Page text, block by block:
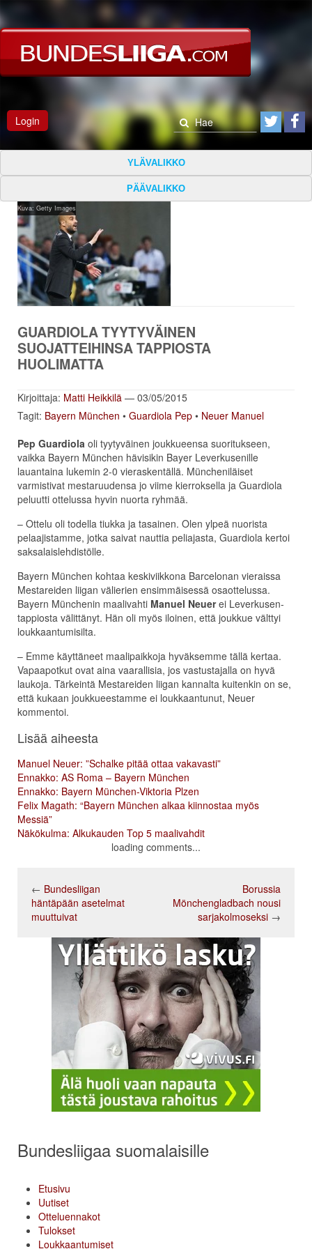
Login
YLÄVALIKKO
PÄÄVALIKKO
Kuva: Getty Images
GUARDIOLA TYYTYVÄINEN
SUOJATTEIHINSA TAPPIOSTA
HUOLIMATTA
Kirjoittaja: Matti Heikkilä — 03/05/2015
Tagit: Bayern München • Guardiola Pep • Neuer Manuel
Pep Guardiola oli tyytyväinen joukkueensa suoritukseen,
vaikka Bayern München hävisikin Bayer Leverkusenille
lauantaina lukemin 2-0 vieraskentällä. Müncheniläiset
varmistivat mestaruudensa jo viime kierroksella ja Guardiola
peluutti ottelussa hyvin nuorta ryhmää.
– Ottelu oli todella tiukka ja tasainen. Olen ylpeä nuorista
pelaajistamme, jotka saivat nauttia peliajasta, Guardiola kertoi
saksalaislehdistölle.
Bayern München kohtaa keskiviikkona Barcelonan vieraissa
Mestareiden liigan välierien ensimmäisessä osaottelussa.
Bayern Münchenin maalivahti Manuel Neuerei Leverkusen-
tappiosta välittänyt. Hän oli myös iloinen, että joukkue välttyi
loukkaantumisilta.
– Emme käyttäneet maalipaikkoja hyväksemme tällä kertaa.
Vapaapotkut ovat aina vaarallisia, jos vastustajalla on hyvä
laukoja. Tärkeintä Mestareiden liigan kannalta kuitenkin on se,
että kukaan joukkueestamme ei loukkaantunut, Neuer
kommentoi.
Lisää aiheesta
Manuel Neuer: ”Schalke pitää ottaa vakavasti”
Ennakko: AS Roma – Bayern München
Ennakko: Bayern München-Viktoria Plzen
Felix Magath: “Bayern München alkaa kiinnostaa myös
Messiä”
Näkökulma: Alkukauden Top 5 maalivahdit
loading comments...
← Bundesliigan
häntäpään asetelmat
muuttuivat
Borussia
Mönchengladbach nousi
sarjakolmoseksi →
Bundesliigaa suomalaisille
Etusivu
Uutiset
Otteluennakot
Tulokset
Loukkaantumiset